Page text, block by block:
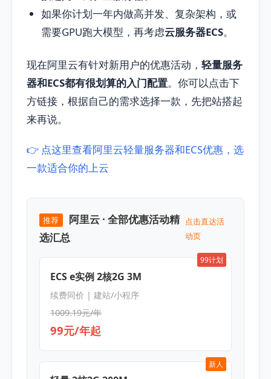
如果你计划一年内做高并发、复杂架构，或
需要GPU跑大模型，再考虑云服务器ECS。
现在阿里云有针对新用户的优惠活动， 轻量服务
器和ECS都有很划算的入门配置。你可以点击下
方链接，根据自己的需求选择一款，先把站搭起
来再说。
👉 点这里查看阿里云轻量服务器和ECS优惠，选
一款适合你的上云
推荐
阿里云 · 全部优惠活动精
选汇总
点击直达活
动页
99计划
ECS e实例 2核2G 3M
续费同价 | 建站/小程序
1009.19元/年
99元/年起
新人